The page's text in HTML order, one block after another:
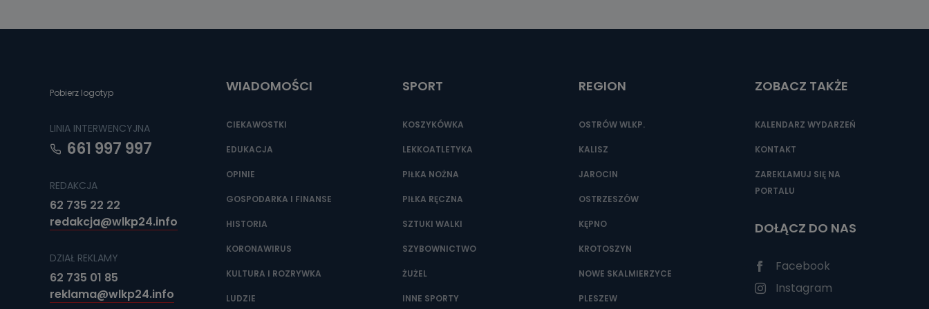
poczta@tvproart.pl
Pobierz logotyp
LINIA INTERWENCYJNA
661 997 997
REDAKCJA
62 735 22 22
redakcja@wlkp24.info
DZIAŁ REKLAMY
62 735 01 85
reklama@wlkp24.info
WIADOMOŚCI
CIEKAWOSTKI
EDUKACJA
OPINIE
GOSPODARKA I FINANSE
HISTORIA
KORONAWIRUS
KULTURA I ROZRYWKA
LUDZIE
SPORT
KOSZYKÓWKA
LEKKOATLETYKA
PIŁKA NOŻNA
PIŁKA RĘCZNA
SZTUKI WALKI
SZYBOWNICTWO
ŻUŻEL
INNE SPORTY
REGION
OSTRÓW WLKP.
KALISZ
JAROCIN
OSTRZESZÓW
KĘPNO
KROTOSZYN
NOWE SKALMIERZYCE
PLESZEW
ZOBACZ TAKŻE
KALENDARZ WYDARZEŃ
KONTAKT
ZAREKLAMUJ SIĘ NA
PORTALU
DOŁĄCZ DO NAS
Facebook
Instagram